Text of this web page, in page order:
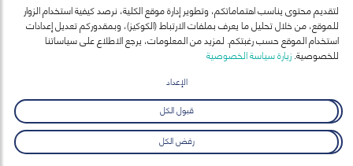
انضم إلى قائمة مراسلاتنا
ارسال
لتقديم محتوى يناسب اهتماماتكم، وتطوير إدارة موقع الكلية، نرصد كيفية استخدام الزوار
للموقع، من خلال تحليل ما يعرف بملفات الارتباط (الكوكيز)، وبمقدوركم تعديل إعدادات
استخدام الموقع حسب رغبتكم. لمزيد من المعلومات، يرجع الاطلاع على سياساتنا
للخصوصية.زيارة سياسة الخصوصية
الإعداد
قبول الكل
رفض الكل